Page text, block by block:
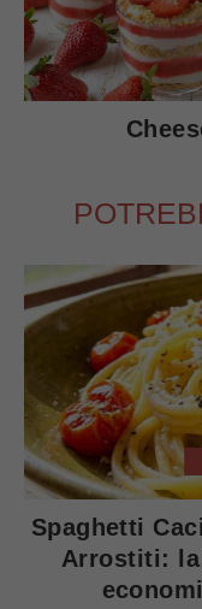
Spaghetti
Arrostiti: